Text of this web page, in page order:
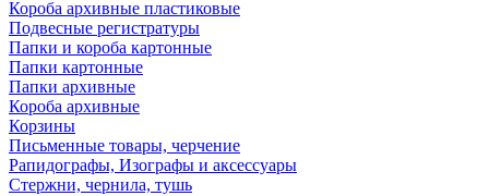
Короба архивные пластиковые
Подвесные регистратуры
Папки и короба картонные
Папки картонные
Папки архивные
Короба архивные
Корзины
Письменные товары, черчение
Рапидографы, Изографы и аксессуары
Стержни, чернила, тушь